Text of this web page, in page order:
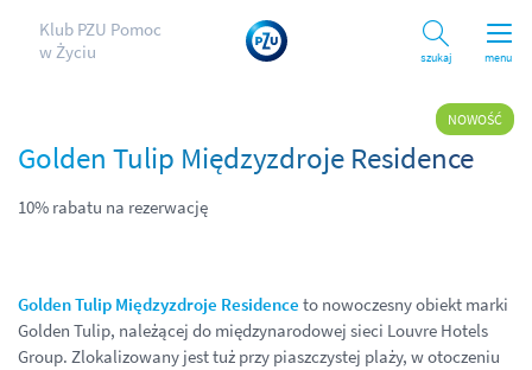
menu
Klub PZU Pomoc
w Życiu
Szukaj
Golden Tulip Międzyzdroje Residence
10% rabatu na rezerwację
NOWOŚĆ
Golden Tulip Międzyzdroje Residence to nowoczesny obiekt marki
Golden Tulip, należącej do międzynarodowej sieci Louvre Hotels
Group. Zlokalizowany jest tuż przy piaszczystej plaży, w otoczeniu